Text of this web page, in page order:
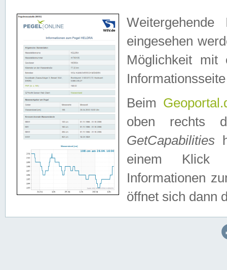
eingesehen
Möglichkeit mit
Beim
oben rechts
GetCapabilities
einem Klick
Informationen
öffnet sich dann